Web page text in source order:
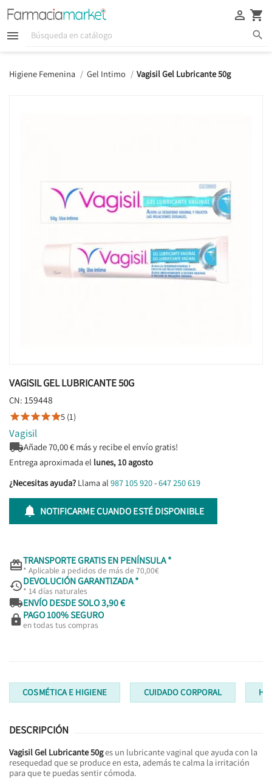
  
 
Higiene Femenina Gel Intimo Vagisil Gel Lubricante 50g
VAGISIL GEL LUBRICANTE 50G
CN: 159448
5 (1)
Vagisil
Añade70,00€ más y recibe el envío gratis!
Entrega aproximada el lunes, 10 agosto
¿Necesitas ayuda? Llama al 987 105 920-647 250 619
 NOTIFICARME CUANDO ESTÉ DISPONIBLE
TRANSPORTE GRATIS EN PENÍNSULA *
* Aplicable a pedidos de más de 70,00€
DEVOLUCIÓN GARANTIZADA *
* 14 días naturales
ENVÍO DESDE SOLO 3,90 €
 PAGO 100% SEGURO
en todas tus compras
COSMÉTICA E HIGIENE CUIDADO CORPORAL
DESCRIPCIÓN
Vagisil Gel Lubricante 50ges un lubricante vaginal que ayuda con la
resequedad que se produce en esta, además te calma la irritación
para que te puedas sentir cómoda.